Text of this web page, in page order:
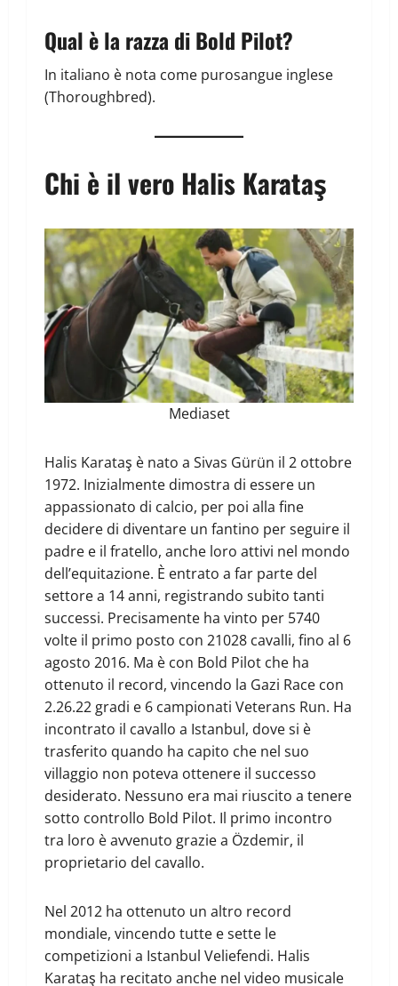
Qual è la razza di Bold Pilot?
In italiano è nota come purosangue inglese
(Thoroughbred).
Chi è il vero Halis Karataş
Mediaset
Halis Karataş è nato a Sivas Gürün il 2 ottobre
1972. Inizialmente dimostra di essere un
appassionato di calcio, per poi alla fine
decidere di diventare un fantino per seguire il
padre e il fratello, anche loro attivi nel mondo
dell’equitazione. È entrato a far parte del
settore a 14 anni, registrando subito tanti
successi. Precisamente ha vinto per 5740
volte il primo posto con 21028 cavalli, fino al 6
agosto 2016. Ma è con Bold Pilot che ha
ottenuto il record, vincendo la Gazi Race con
2.26.22 gradi e 6 campionati Veterans Run. Ha
incontrato il cavallo a Istanbul, dove si è
trasferito quando ha capito che nel suo
villaggio non poteva ottenere il successo
desiderato. Nessuno era mai riuscito a tenere
sotto controllo Bold Pilot. Il primo incontro
tra loro è avvenuto grazie a Özdemir, il
proprietario del cavallo.
Nel 2012 ha ottenuto un altro record
mondiale, vincendo tutte e sette le
competizioni a Istanbul Veliefendi. Halis
Karataş ha recitato anche nel video musicale